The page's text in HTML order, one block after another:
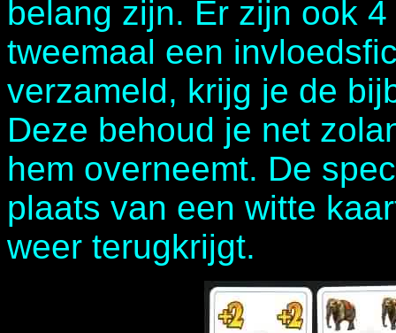
belang zijn. Er zijn ook
tweemaal een
verzameld, krijg je de
Deze behoud je net
hem overneemt. De
plaats van een witte
weer terugkrijgt.